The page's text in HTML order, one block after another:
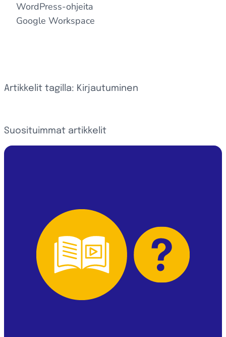
WordPress-ohjeita
Google Workspace
Artikkelit tagilla: Kirjautuminen
Suosituimmat artikkelit